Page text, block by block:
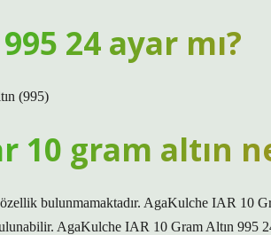
24 ayar mı?
(995)
10 gram altın
bulunmamaktadır. AgaKulche IAR 10
AgaKulche IAR 10 Gram Altın 995